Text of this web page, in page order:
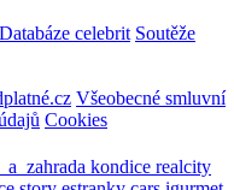
Databáze celebrit Soutěže
Všeobecné smluvní
Cookies
kondice realcity